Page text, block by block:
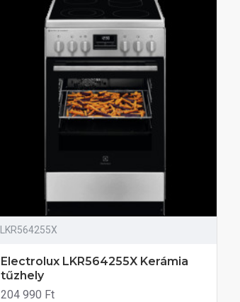
LKR564255X
Electrolux LKR564255X Kerámia
tűzhely
204 990 Ft